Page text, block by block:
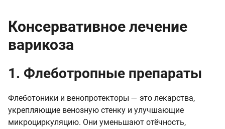
Консервативное лечение
варикоза
1. Флеботропные препараты
Флеботоники и венопротекторы — это лекарства,
укрепляющие венозную стенку и улучшающие
микроциркуляцию. Они уменьшают отёчность,